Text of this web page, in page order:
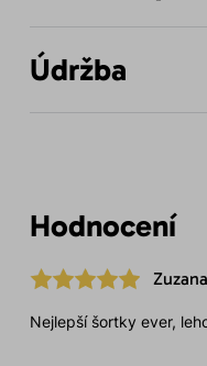
Údržba
Hodnocení
Nejlepší šortky ever,